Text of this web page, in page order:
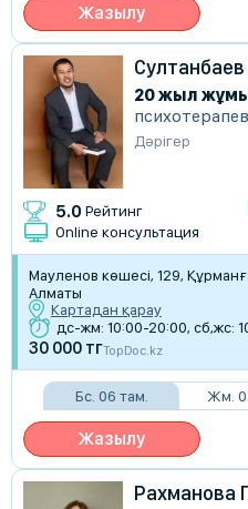
Жазылу
20 жыл
Дәрігер
5.0 Рейтинг
Online консультация
Мауленов көшесі, 129,
Алматы
Картадан қарау
дс-жм: 10:00-20:00, сб,жс:
30 000 тгTopDoc.kz
Бс. 06 там. Жм.
Жазылу
Рахманова